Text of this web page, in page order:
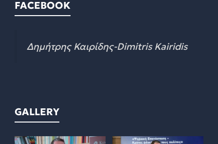
FACEBOOK
Δημήτρης Καιρίδης-Dimitris Kairidis
GALLERY